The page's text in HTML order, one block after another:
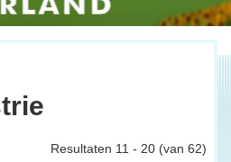
Resultaten 11 - 20 (van 62)